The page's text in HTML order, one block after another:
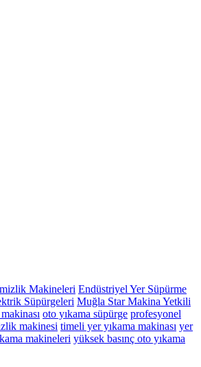
Makineleri Endüstriyel Yer Süpürme
Süpürgeleri Muğla Star Makina Yetkili
oto yıkama süpürge profesyonel
makinesi timeli yer yıkama makinası yer
makineleri yüksek basınç oto yıkama